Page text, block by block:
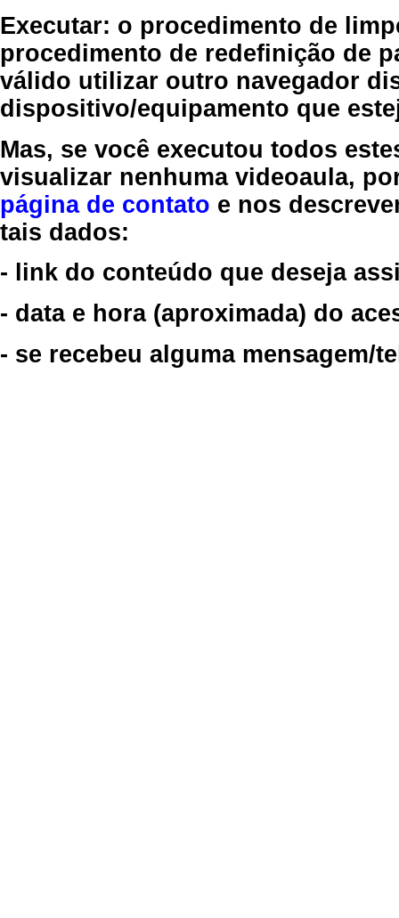
Executar: o procedimento de
procedimento de redefinição de
válido utilizar outro navegador
dispositivo/equipamento que
Mas, se você executou todos
visualizar nenhuma videoaula,
página de contato e nos
tais dados:
- link do conteúdo que deseja
- data e hora (aproximada) do
- se recebeu alguma mensagem/